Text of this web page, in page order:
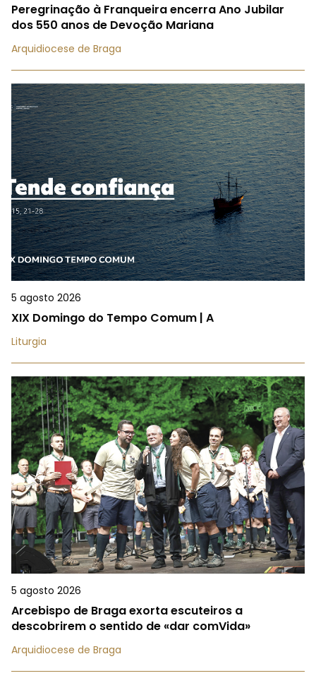
Peregrinação à Franqueira encerra Ano Jubilar
dos 550 anos de Devoção Mariana
Arquidiocese de Braga
5 agosto 2026
XIX Domingo do Tempo Comum | A
Liturgia
5 agosto 2026
Arcebispo de Braga exorta escuteiros a
descobrirem o sentido de «dar comVida»
Arquidiocese de Braga